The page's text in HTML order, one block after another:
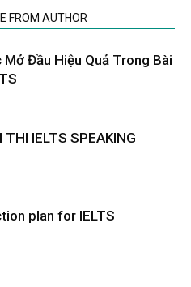
FROM AUTHOR
Mở Đầu Hiệu Quả Trong Bài
THI IELTS SPEAKING
plan for IELTS